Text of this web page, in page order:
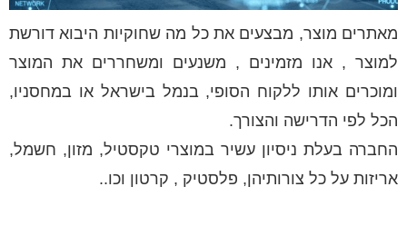
מאתרים מוצר, מבצעים את כל מה שחוקיות היבוא דורשת
למוצר , אנו מזמינים , משנעים ומשחררים את המוצר
ומוכרים אותו ללקוח הסופי, בנמל בישראל או במחסניו,
הכל לפי הדרישה והצורך.
החברה בעלת ניסיון עשיר במוצרי טקסטיל, מזון, חשמל,
אריזות על כל צורותיהן, פלסטיק , קרטון וכו..